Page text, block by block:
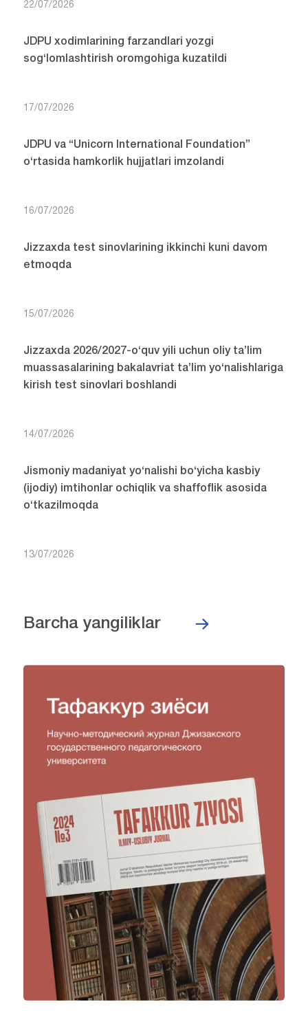
22/07/2026
JDPU xodimlarining farzandlari yozgi
sog‘lomlashtirish oromgohiga kuzatildi
17/07/2026
JDPU va “Unicorn International Foundation”
o‘rtasida hamkorlik hujjatlari imzolandi
16/07/2026
Jizzaxda test sinovlarining ikkinchi kuni davom
etmoqda
15/07/2026
Jizzaxda 2026/2027-o‘quv yili uchun oliy ta’lim
muassasalarining bakalavriat ta’lim yo‘nalishlariga
kirish test sinovlari boshlandi
14/07/2026
Jismoniy madaniyat yo‘nalishi bo‘yicha kasbiy
(ijodiy) imtihonlar ochiqlik va shaffoflik asosida
o‘tkazilmoqda
13/07/2026
Barcha yangiliklar